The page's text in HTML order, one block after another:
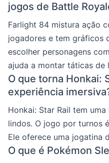
jogos de Battle
Farlight 84 mistura ação
jogadores e tem gráficos
escolher personagens
ajuda a montar táticas de
O que torna Honkai:
experiência
Honkai: Star Rail tem
lindos. O jogo por turnos
Ele oferece uma jogatina
O que é Pokémon